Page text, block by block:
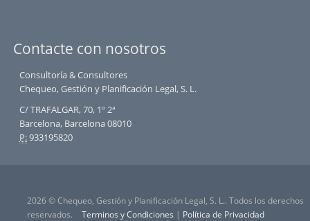
Contacte con nosotros
Consultoría & Consultores
Chequeo, Gestión y Planificación Legal, S. L.
C/ TRAFALGAR, 70, 1º 2ª
Barcelona, Barcelona 08010
P:933195820
2026 © Chequeo, Gestión y Planificación Legal, S. L.. Todos los derechos
reservados.
Terminos y Condiciones | Política de Privacidad